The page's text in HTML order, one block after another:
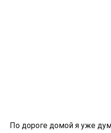
По дороге домой я уже